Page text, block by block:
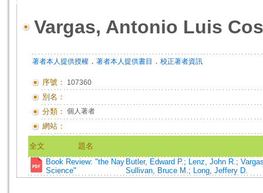
Vargas, Antonio Luis
著者本人提供授權 ． 著者本人提供書目 ． 校正著者資訊
序號： 107360
別名：
分類： 個人著者
網站：
全文
題名
Book Review: "the Nay
Science"
Butler, Edward P.; Lenz, John R.;
Sullivan, Bruce M.; Long, Jeffery D.